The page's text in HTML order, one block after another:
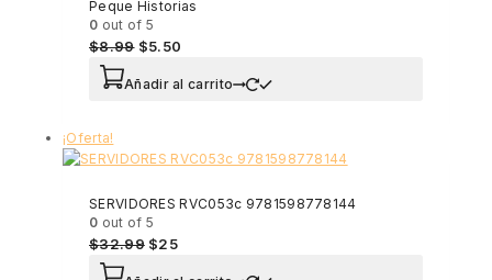
Peque Historias
0 out of 5
$8.99 $5.50
Añadir al carrito
¡Oferta!
SERVIDORES RVC053c 9781598778144
0 out of 5
$32.99 $25